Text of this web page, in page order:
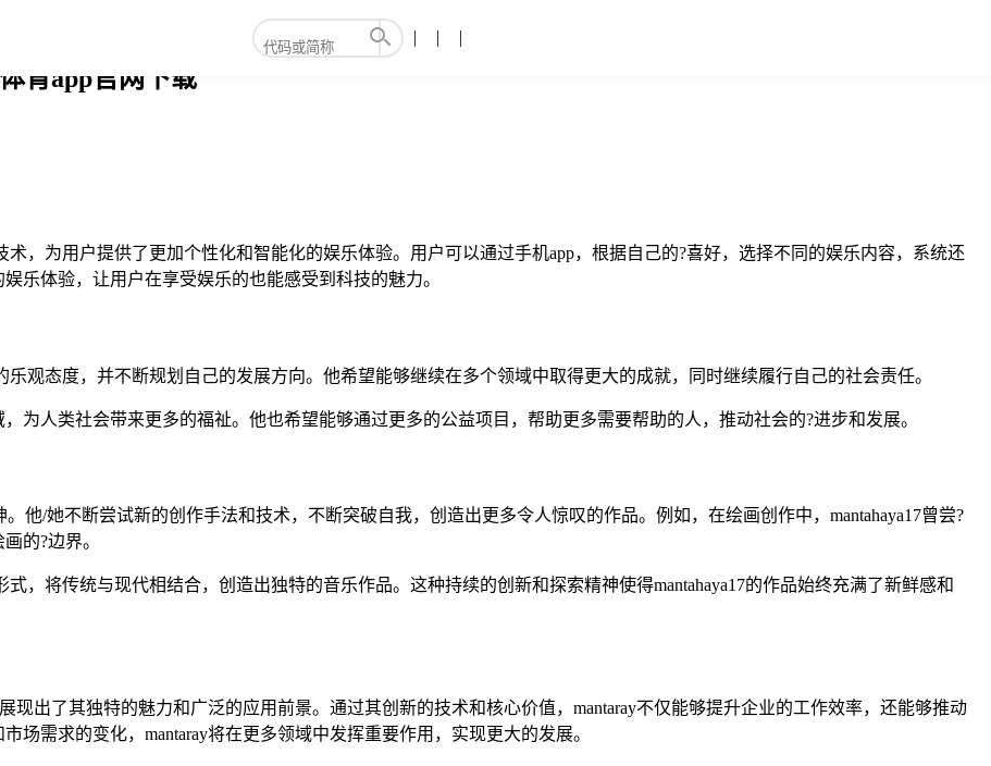
育app官网下载
术，为用户提供了更加个性化和智能化的娱乐体验。用户可以通过手机app，根据自己的?喜好，选择不同的娱乐内容，系统还
乐体验，让用户在享受娱乐的也能感受到科技的魅力。
乐观态度，并不断规划自己的发展方向。他希望能够继续在多个领域中取得更大的成就，同时继续履行自己的社会责任。
为人类社会带来更多的福祉。他也希望能够通过更多的公益项目，帮助更多需要帮助的人，推动社会的?进步和发展。
。他/她不断尝试新的创作手法和技术，不断突破自我，创造出更多令人惊叹的作品。例如，在绘画创作中，mantahaya17曾尝?
的?边界。
，将传统与现代相结合，创造出独特的音乐作品。这种持续的创新和探索精神使得mantahaya17的作品始终充满了新鲜感和
现出了其独特的魅力和广泛的应用前景。通过其创新的技术和核心价值，mantaray不仅能够提升企业的工作效率，还能够推动
场需求的变化，mantaray将在更多领域中发挥重要作用，实现更大的发展。